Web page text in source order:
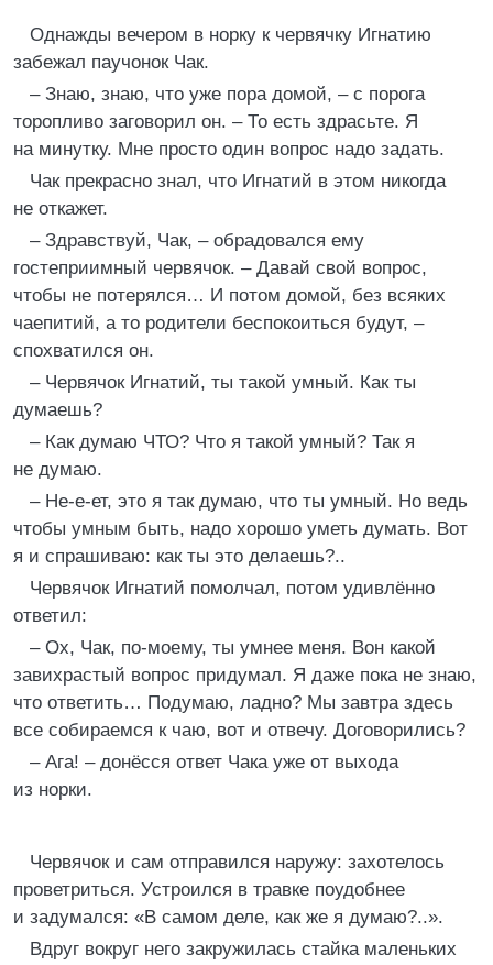
Однажды вечером в норку к червячку Игнатию
забежал паучонок Чак.
– Знаю, знаю, что уже пора домой, – с порога
торопливо заговорил он. – То есть здрасьте. Я
на минутку. Мне просто один вопрос надо задать.
Чак прекрасно знал, что Игнатий в этом никогда
не откажет.
– Здравствуй, Чак, – обрадовался ему
гостеприимный червячок. – Давай свой вопрос,
чтобы не потерялся… И потом домой, без всяких
чаепитий, а то родители беспокоиться будут, –
спохватился он.
– Червячок Игнатий, ты такой умный. Как ты
думаешь?
– Как думаю ЧТО? Что я такой умный? Так я
не думаю.
– Не-е-ет, это я так думаю, что ты умный. Но ведь
чтобы умным быть, надо хорошо уметь думать. Вот
я и спрашиваю: как ты это делаешь?..
Червячок Игнатий помолчал, потом удивлённо
ответил:
– Ох, Чак, по-моему, ты умнее меня. Вон какой
завихрастый вопрос придумал. Я даже пока не знаю,
что ответить… Подумаю, ладно? Мы завтра здесь
все собираемся к чаю, вот и отвечу. Договорились?
– Ага! – донёсся ответ Чака уже от выхода
из норки.
Червячок и сам отправился наружу: захотелось
проветриться. Устроился в травке поудобнее
и задумался: «В самом деле, как же я думаю?..».
Вдруг вокруг него закружилась стайка маленьких